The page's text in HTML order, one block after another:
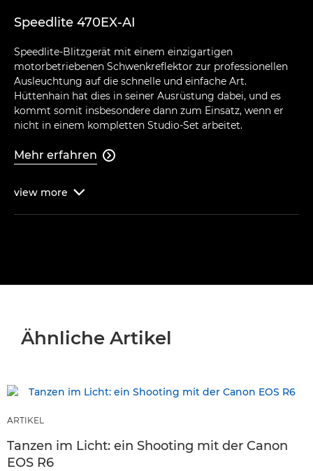
Speedlite 470EX-AI
Speedlite-Blitzgerät mit einem einzigartigen
motorbetriebenen Schwenkreflektor zur professionellen
Ausleuchtung auf die schnelle und einfache Art.
Hüttenhain hat dies in seiner Ausrüstung dabei, und es
kommt somit insbesondere dann zum Einsatz, wenn er
nicht in einem kompletten Studio-Set arbeitet.
Mehr erfahren 
view more 
Ähnliche Artikel
ARTIKEL
Tanzen im Licht: ein Shooting mit der Canon
EOS R6